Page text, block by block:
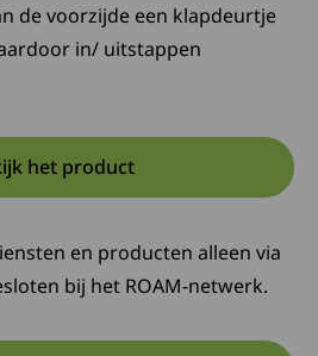
de voorzijde een klapdeurtje
in/ uitstappen
het product
Opent in een nieuwe tab:
Deze link opent in een nieuw
en producten alleen via
bij het ROAM-netwerk.